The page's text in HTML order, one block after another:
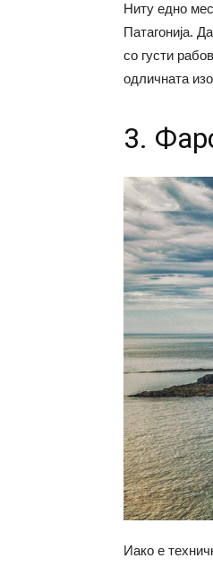
Ниту едно
Патагонија.
со густи
одличната
3.
Иако е